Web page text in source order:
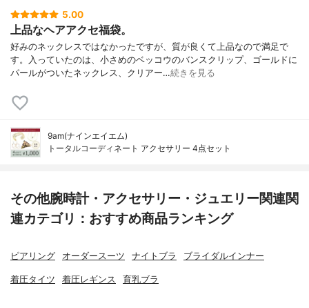
5.00
上品なヘアアクセ福袋。
好みのネックレスではなかったですが、質が良くて上品なので満足で
す。入っていたのは、小さめのベッコウのバンスクリップ、ゴールドに
パールがついたネックレス、クリアー…続きを見る
9am(ナインエイエム)
トータルコーディネート アクセサリー 4点セット
その他腕時計・アクセサリー・ジュエリー関連関
連カテゴリ：おすすめ商品ランキング
ピアリング オーダースーツ ナイトブラ ブライダルインナー
着圧タイツ 着圧レギンス 育乳ブラ